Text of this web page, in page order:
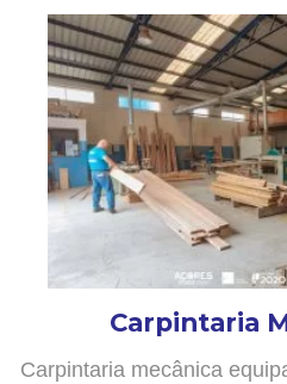
Carpintaria
Carpintaria mecânica